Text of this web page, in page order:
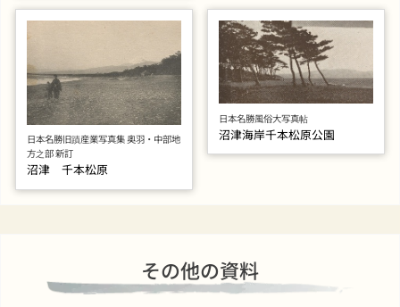
日本名勝旧蹟産業写真集 奥羽・中部地
方之部 新訂
沼津 千本松原
日本名勝風俗大写真帖
沼津海岸千本松原公園
その他の資料